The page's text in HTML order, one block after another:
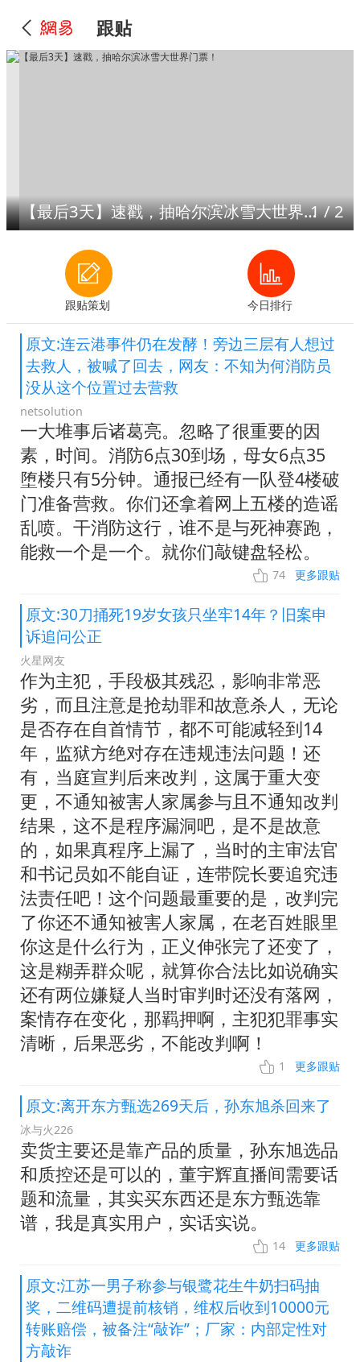
跟贴
【最后3天】速戳，抽哈尔滨冰雪大世界门票！1/2
跟贴策划 今日排行
原文:连云港事件仍在发酵！旁边三层有人想过
去救人，被喊了回去，网友：不知为何消防员
没从这个位置过去营救
netsolution
一大堆事后诸葛亮。忽略了很重要的因
素，时间。消防6点30到场，母女6点35
堕楼只有5分钟。通报已经有一队登4楼破
门准备营救。你们还拿着网上五楼的造谣
乱喷。干消防这行，谁不是与死神赛跑，
能救一个是一个。就你们敲键盘轻松。
74 更多跟贴
原文:30刀捅死19岁女孩只坐牢14年？旧案申
诉追问公正
火星网友
作为主犯，手段极其残忍，影响非常恶
劣，而且注意是抢劫罪和故意杀人，无论
是否存在自首情节，都不可能减轻到14
年，监狱方绝对存在违规违法问题！还
有，当庭宣判后来改判，这属于重大变
更，不通知被害人家属参与且不通知改判
结果，这不是程序漏洞吧，是不是故意
的，如果真程序上漏了，当时的主审法官
和书记员如不能自证，连带院长要追究违
法责任吧！这个问题最重要的是，改判完
了你还不通知被害人家属，在老百姓眼里
你这是什么行为，正义伸张完了还变了，
这是糊弄群众呢，就算你合法比如说确实
还有两位嫌疑人当时审判时还没有落网，
案情存在变化，那羁押啊，主犯犯罪事实
清晰，后果恶劣，不能改判啊！
1 更多跟贴
原文:离开东方甄选269天后，孙东旭杀回来了
冰与火226
卖货主要还是靠产品的质量，孙东旭选品
和质控还是可以的，董宇辉直播间需要话
题和流量，其实买东西还是东方甄选靠
谱，我是真实用户，实话实说。
14 更多跟贴
原文:江苏一男子称参与银鹭花生牛奶扫码抽
奖，二维码遭提前核销，维权后收到10000元
转账赔偿，被备注“敲诈”；厂家：内部定性对
方敲诈